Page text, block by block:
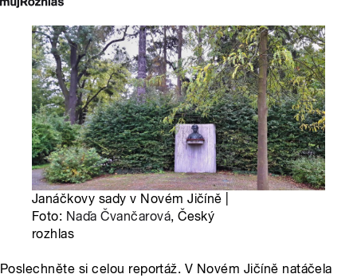
Janáčkovy sady v Novém Jičíně |
Foto: Naďa Čvančarová, Český
rozhlas
Poslechněte si celou reportáž. V Novém Jičíně natáčela